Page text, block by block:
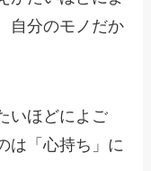
自分のモノだか
いほどによご
は「心持ち」に